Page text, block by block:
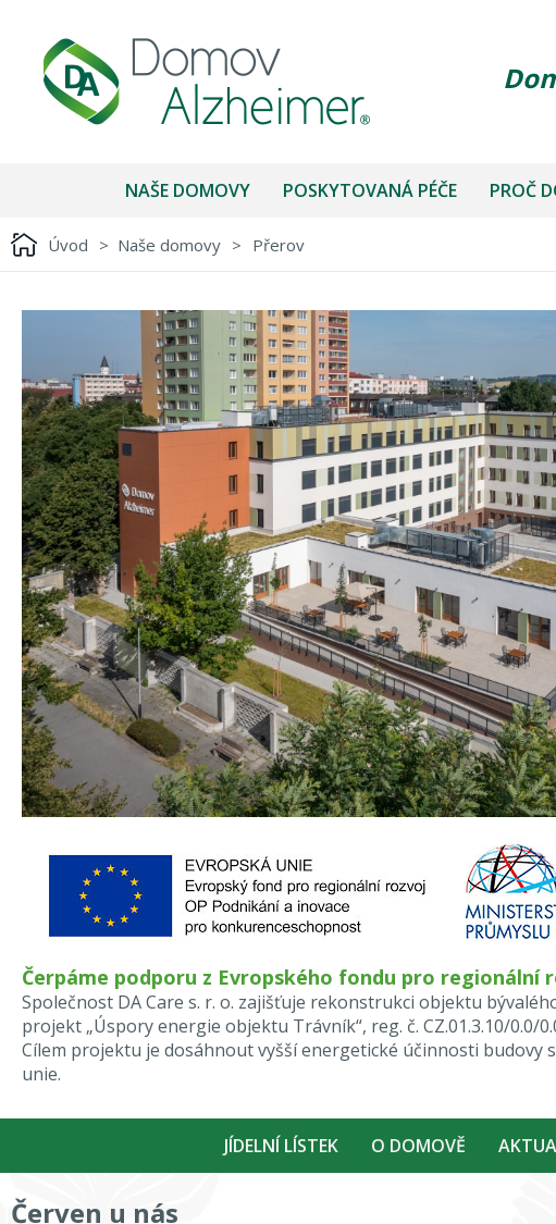
NAŠE DOMOVY POSKYTOVANÁ PÉČE PROČ
Úvod > Naše domovy > Přerov
Čerpáme podporu z Evropského fondu pro regionální
Společnost DA Care s. r. o. zajišťuje rekonstrukci objektu
projekt „Úspory energie objektu Trávník“, reg. č. CZ.01.3.10/0.0/
Cílem projektu je dosáhnout vyšší energetické účinnosti
unie.
JÍDELNÍ LÍSTEK O DOMOVĚ
Červen u nás